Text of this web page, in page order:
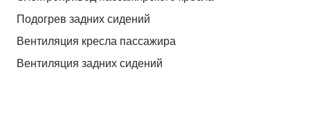
Подогрев задних сидений
Вентиляция кресла пассажира
Вентиляция задних сидений